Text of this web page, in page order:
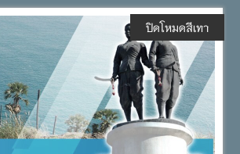
ปิดโหมดสีเทา